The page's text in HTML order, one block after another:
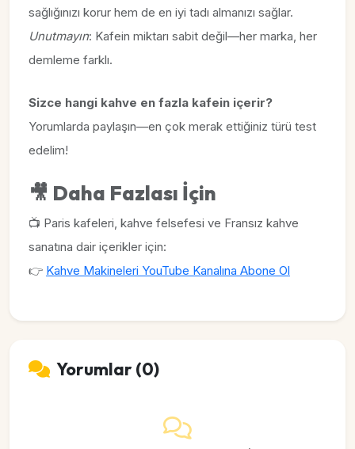
sağlığınızı korur hem de en iyi tadı almanızı sağlar.
Unutmayın: Kafein miktarı sabit değil—her marka, her
demleme farklı.
Sizce hangi kahve en fazla kafein içerir?
Yorumlarda paylaşın—en çok merak ettiğiniz türü test
edelim!
🎥 Daha Fazlası İçin
📺 Paris kafeleri, kahve felsefesi ve Fransız kahve
sanatına dair içerikler için:
👉 Kahve Makineleri YouTube Kanalına Abone Ol
Yorumlar (0)